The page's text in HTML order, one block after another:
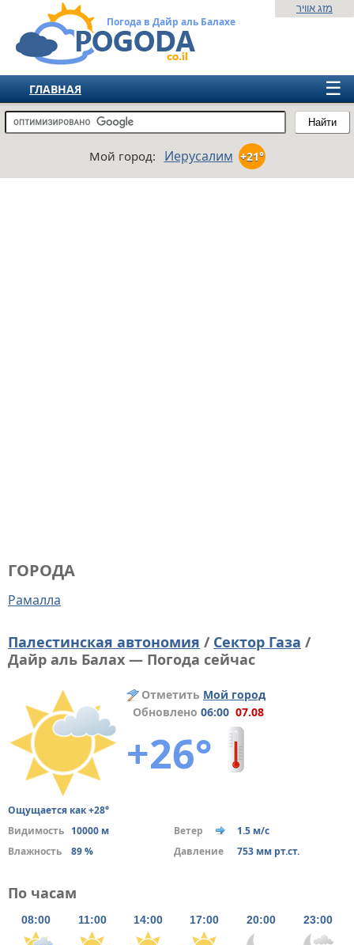
Погода в Дайр аль Балахе
Найти
מזג אוויר
☰
ГЛАВНАЯ
ИЗРАИЛЬ
ЕВРОПА
Мой город: Иерусалим +21°
ГОРОДА
Рамалла
Палестинская автономия / Сектор Газа /
Дайр аль Балах — Погода сейчас
Отметить Мой город
Обновлено 06:00 07.08
+26°
Ощущается как +28°
Видимость 10000 м Ветер
1.5 м/с
Влажность
89 % Давление 753 мм рт.ст.
По часам
08:00 11:00 14:00 17:00 20:00 23:00